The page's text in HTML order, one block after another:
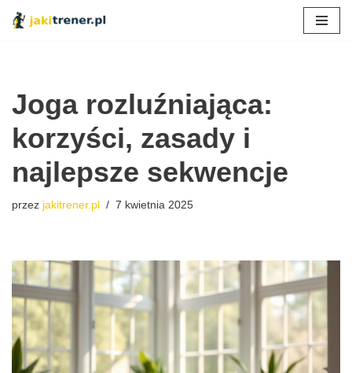
Joga rozluźniająca:
korzyści, zasady i
najlepsze sekwencje
przez jakitrener.pl 7 kwietnia 2025